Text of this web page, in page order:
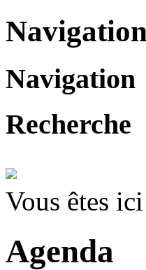
Navigation
Recherche
Vous êtes
Agenda